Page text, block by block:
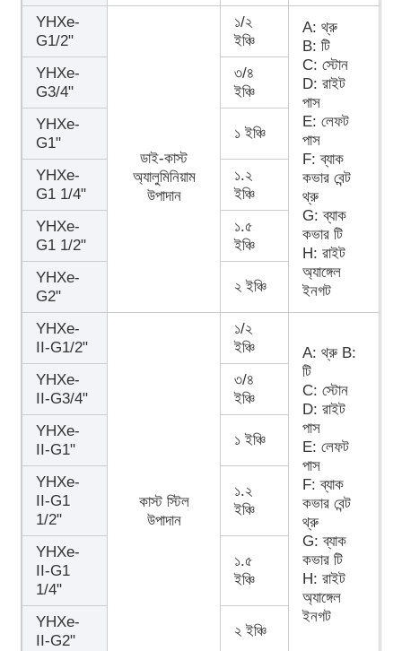
YHXe-
G1/2"
ডাই-কাস্ট
অ্যালুমিনিয়াম
উপাদান
১/২
ইঞ্চি
A: থ্রু
B: টি
C: স্টোন
D: রাইট
পাস
E: লেফট
পাস
F: ব্যাক
কভার বেন্ট
থ্রু
G: ব্যাক
কভার টি
H: রাইট
অ্যাঙ্গেল
ইনগট
YHXe-
G3/4"
৩/৪
ইঞ্চি
YHXe-
G1"
১ ইঞ্চি
YHXe-
G1 1/4"
১.২
ইঞ্চি
YHXe-
G1 1/2"
১.৫
ইঞ্চি
YHXe-
G2"
২ ইঞ্চি
YHXe-
II-G1/2"
কাস্ট স্টিল
উপাদান
১/২
ইঞ্চি
A: থ্রু B:
টি
C: স্টোন
D: রাইট
পাস
E: লেফট
পাস
F: ব্যাক
কভার বেন্ট
থ্রু
G: ব্যাক
কভার টি
H: রাইট
অ্যাঙ্গেল
ইনগট
YHXe-
II-G3/4"
৩/৪
ইঞ্চি
YHXe-
II-G1"
১ ইঞ্চি
YHXe-
II-G1
1/2"
১.২
ইঞ্চি
YHXe-
II-G1
1/4"
১.৫
ইঞ্চি
YHXe-
II-G2"
২ ইঞ্চি